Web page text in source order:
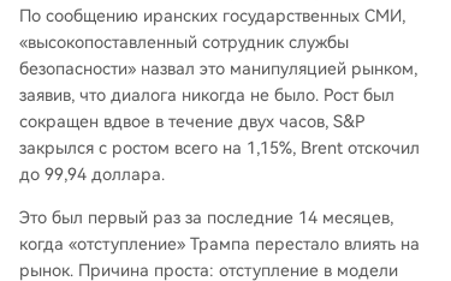
По сообщению иранских государственных СМИ,
«высокопоставленный сотрудник службы
безопасности» назвал это манипуляцией рынком,
заявив, что диалога никогда не было. Рост был
сокращен вдвое в течение двух часов, S&P
закрылся с ростом всего на 1,15%, Brent отскочил
до 99,94 доллара.
Это был первый раз за последние 14 месяцев,
когда «отступление» Трампа перестало влиять на
рынок. Причина проста: отступление в модели